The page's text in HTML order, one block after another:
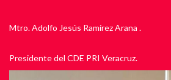
Mtro. Adolfo Jesús Ramírez Arana .
Presidente del CDE PRI Veracruz.